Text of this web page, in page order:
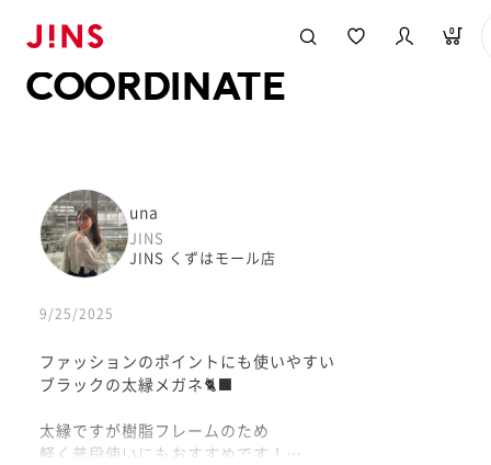
0
COORDINATE
una
JINS
JINS くずはモール店
9/25/2025
ファッションのポイントにも使いやすい
ブラックの太縁メガネ🐈‍⬛
太縁ですが樹脂フレームのため
軽く普段使いにもおすすめです！